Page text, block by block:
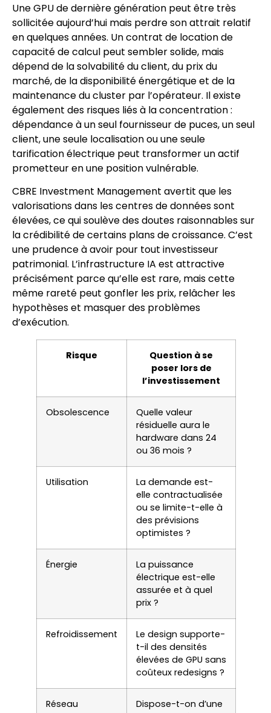
Une GPU de dernière génération peut être très
sollicitée aujourd’hui mais perdre son attrait relatif
en quelques années. Un contrat de location de
capacité de calcul peut sembler solide, mais
dépend de la solvabilité du client, du prix du
marché, de la disponibilité énergétique et de la
maintenance du cluster par l’opérateur. Il existe
également des risques liés à la concentration :
dépendance à un seul fournisseur de puces, un seul
client, une seule localisation ou une seule
tarification électrique peut transformer un actif
prometteur en une position vulnérable.
CBRE Investment Management avertit que les
valorisations dans les centres de données sont
élevées, ce qui soulève des doutes raisonnables sur
la crédibilité de certains plans de croissance. C’est
une prudence à avoir pour tout investisseur
patrimonial. L’infrastructure IA est attractive
précisément parce qu’elle est rare, mais cette
même rareté peut gonfler les prix, relâcher les
hypothèses et masquer des problèmes
d’exécution.
Risque
Question à se
poser lors de
l’investissement
Obsolescence
Quelle valeur
résiduelle aura le
hardware dans 24
ou 36 mois ?
Utilisation
La demande est-
elle contractualisée
ou se limite-t-elle à
des prévisions
optimistes ?
Énergie
La puissance
électrique est-elle
assurée et à quel
prix ?
Refroidissement
Le design supporte-
t-il des densités
élevées de GPU sans
coûteux redesigns ?
Réseau
Dispose-t-on d’une